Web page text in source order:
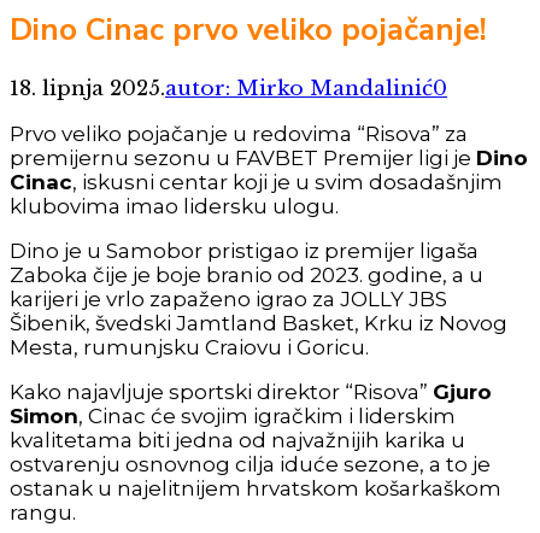
Dino Cinac prvo veliko pojačanje!
18. lipnja 2025.autor: Mirko Mandalinić0
Prvo veliko pojačanje u redovima “Risova” za
premijernu sezonu u FAVBET Premijer ligi je Dino
Cinac, iskusni centar koji je u svim dosadašnjim
klubovima imao lidersku ulogu.
Dino je u Samobor pristigao iz premijer ligaša
Zaboka čije je boje branio od 2023. godine, a u
karijeri je vrlo zapaženo igrao za JOLLY JBS
Šibenik, švedski Jamtland Basket, Krku iz Novog
Mesta, rumunjsku Craiovu i Goricu.
Kako najavljuje sportski direktor “Risova” Gjuro
Simon, Cinac će svojim igračkim i liderskim
kvalitetama biti jedna od najvažnijih karika u
ostvarenju osnovnog cilja iduće sezone, a to je
ostanak u najelitnijem hrvatskom košarkaškom
rangu.